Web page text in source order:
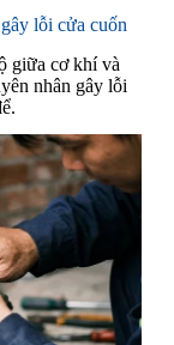
lỗi cửa cuốn
giữa cơ khí và
nhân gây lỗi